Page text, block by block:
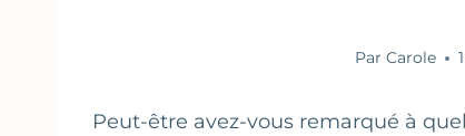
Par Carole
Peut-être avez-vous remarqué à